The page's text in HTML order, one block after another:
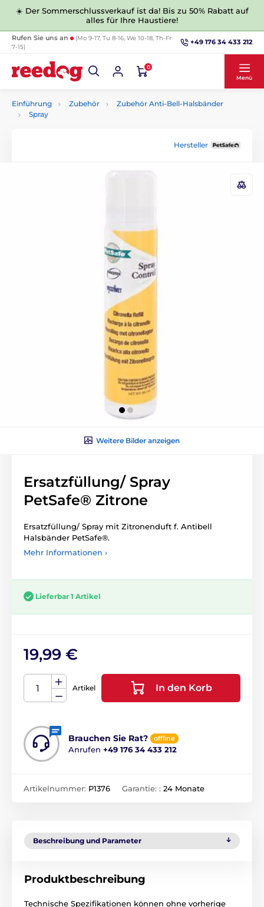
☀️ Der Sommerschlussverkauf ist da! Bis zu 50% Rabatt auf
alles für Ihre Haustiere!
Rufen Sie uns an
(Mo 9-17, Tu 8-16, We 10-18, Th-Fr
7-15)
+49 176 34 433 212
0
Menü
Einführung Zubehör
Zubehör Anti-Bell-Halsbänder
Spray
Hersteller
Weitere Bilder anzeigen
Ersatzfüllung/ Spray
PetSafe® Zitrone
Ersatzfüllung/ Spray mit Zitronenduft f. Antibell
Halsbänder PetSafe®.
Mehr Informationen ›
Lieferbar 1 Artikel
19,99 €
Artikel In den Korb
Brauchen Sie Rat? offline
Anrufen +49 176 34 433 212
Artikelnummer: P1376 Garantie: : 24 Monate
Beschreibung und Parameter
Produktbeschreibung
Technische Spezifikationen können ohne vorherige